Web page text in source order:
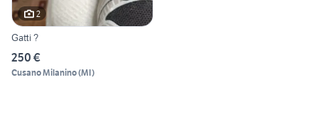
2
Gatti ?
250 €
Cusano Milanino(MI)